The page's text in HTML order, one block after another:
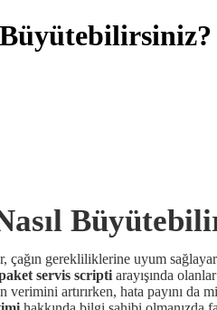
gerekliliklerine uyum
servis scripti arayışında
artırırken, hata payını da